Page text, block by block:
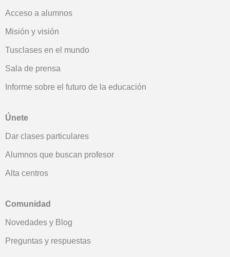
Acceso a alumnos
Misión y visión
Tusclases en el mundo
Sala de prensa
Informe sobre el futuro de la educación
Únete
Dar clases particulares
Alumnos que buscan profesor
Alta centros
Comunidad
Novedades y Blog
Preguntas y respuestas